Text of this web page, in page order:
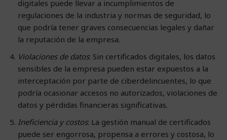
digitales puede llevar a incumplimientos de
regulaciones de la industria y normas de seguridad, lo
que podría tener graves consecuencias legales y dañar
la reputación de la empresa.
Violaciones de datos: Sin certificados digitales, los datos
sensibles de la empresa pueden estar expuestos a la
interceptación por parte de ciberdelincuentes, lo que
podría ocasionar accesos no autorizados, violaciones de
datos y pérdidas financieras significativas.
Ineficiencia y costos: La gestión manual de certificados
puede ser engorrosa, propensa a errores y costosa, lo